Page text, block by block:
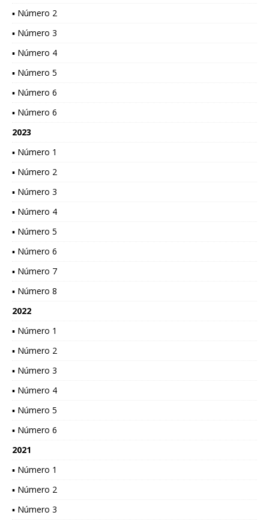
▪ Número 2
▪ Número 3
▪ Número 4
▪ Número 5
▪ Número 6
▪ Número 6
2023
▪ Número 1
▪ Número 2
▪ Número 3
▪ Número 4
▪ Número 5
▪ Número 6
▪ Número 7
▪ Número 8
2022
▪ Número 1
▪ Número 2
▪ Número 3
▪ Número 4
▪ Número 5
▪ Número 6
2021
▪ Número 1
▪ Número 2
▪ Número 3